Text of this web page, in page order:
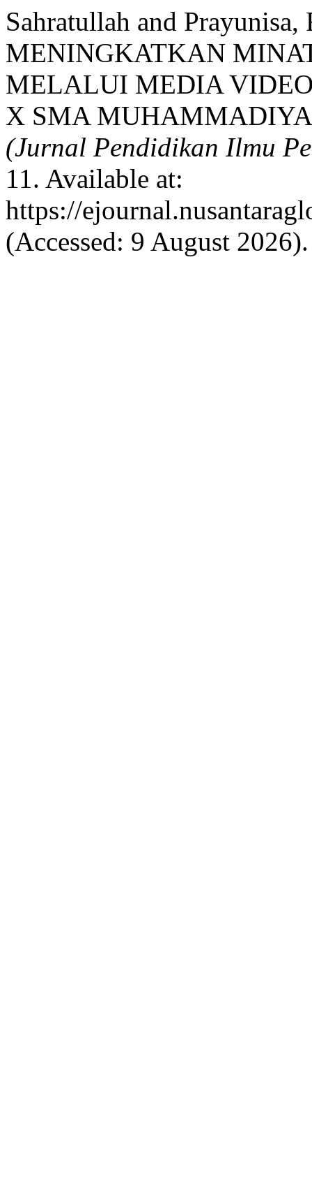
Sahratullah and Prayunisa,
MENINGKATKAN
MELALUI MEDIA
X SMA
(Jurnal Pendidikan Ilmu
11. Available at:
https://
(Accessed: 9 August 2026).